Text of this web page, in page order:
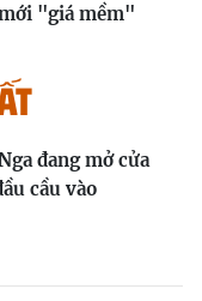
"giá mềm"
đang mở cửa
cầu vào